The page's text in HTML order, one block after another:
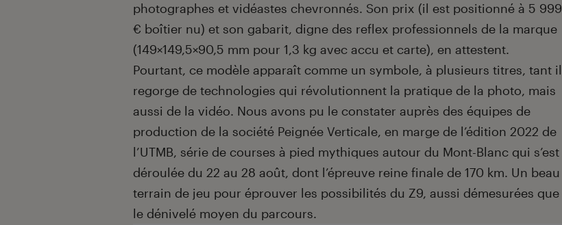
photographes et vidéastes chevronnés. Son prix (il est positionné à 5 999
€ boîtier nu) et son gabarit, digne des reflex professionnels de la marque
(149×149,5×90,5 mm pour 1,3 kg avec accu et carte), en attestent.
Pourtant, ce modèle apparaît comme un symbole, à plusieurs titres, tant il
regorge de technologies qui révolutionnent la pratique de la photo, mais
aussi de la vidéo. Nous avons pu le constater auprès des équipes de
production de la société Peignée Verticale, en marge de l’édition 2022 de
l’UTMB, série de courses à pied mythiques autour du Mont-Blanc qui s’est
déroulée du 22 au 28 août, dont l’épreuve reine finale de 170 km. Un beau
terrain de jeu pour éprouver les possibilités du Z9, aussi démesurées que
le dénivelé moyen du parcours.